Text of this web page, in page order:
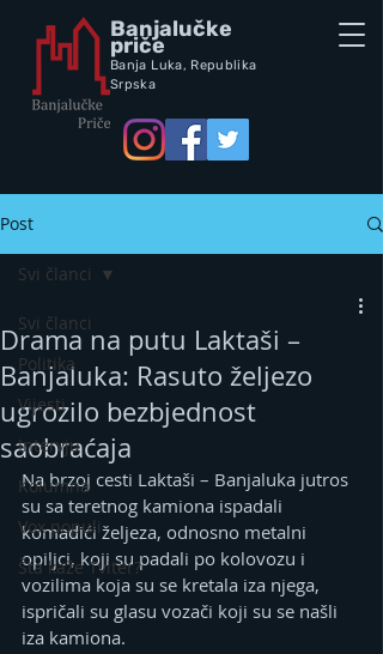
Banjalučke
priče
Banja Luka, Republika
Srpska
Post
Svi članci
Politika
Vijesti
Intervju
Kolumna
Vox populi
Šta kaže Tviter?
Svi članci
Drama na putu Laktaši –
Banjaluka: Rasuto željezo
ugrozilo bezbjednost
saobraćaja
Na brzoj cesti Laktaši – Banjaluka jutros
su sa teretnog kamiona ispadali
komadići željeza, odnosno metalni
opiljci, koji su padali po kolovozu i
vozilima koja su se kretala iza njega,
ispričali su glasu vozači koji su se našli
iza kamiona.